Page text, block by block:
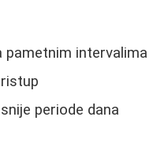
intervalima
periode dana